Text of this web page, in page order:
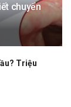
chuyển
Triệu